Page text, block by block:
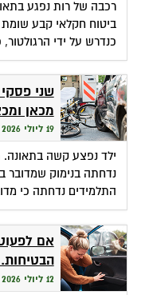
רכבה של רות נפגע
ביטוח חקלאי קבע
כנדרש על ידי
שני
מכאן
19 ליולי 2026
ילד נפצע קשה בתאונה.
נדחתה בנימוק שמדובר
התלמידים נדחתה כי
אם
12 ליולי 2026